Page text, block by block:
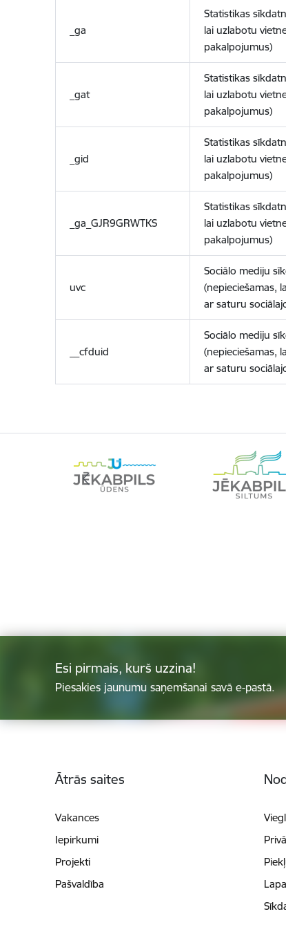
_ga
Statistikas
lai uzlabotu
pakalpojumus)
_gat
Statistikas
lai uzlabotu
pakalpojumus)
_gid
Statistikas
lai uzlabotu
pakalpojumus)
_ga_GJR9GRWTKS
Statistikas
lai uzlabotu
pakalpojumus)
uvc
Sociālo mediju
(nepieciešamas,
ar saturu
__cfduid
Sociālo mediju
(nepieciešamas,
ar saturu
Esi pirmais, kurš uzzina!
Piesakies jaunumu saņemšanai savā e-pastā.
Ātrās saites
Vakances
Iepirkumi
Projekti
Pašvaldība